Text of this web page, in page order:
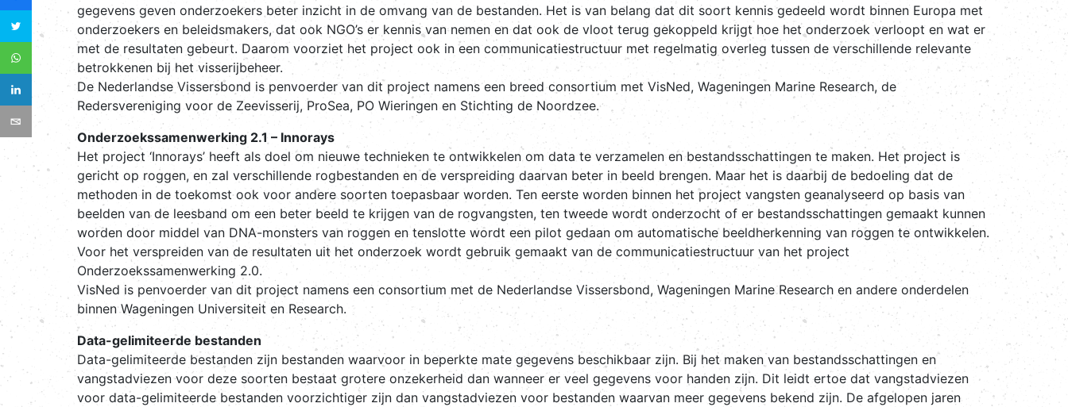
gegevens geven onderzoekers beter inzicht in de omvang van de bestanden. Het is van belang dat dit soort kennis gedeeld wordt binnen Europa met
onderzoekers en beleidsmakers, dat ook NGO’s er kennis van nemen en dat ook de vloot terug gekoppeld krijgt hoe het onderzoek verloopt en wat er
met de resultaten gebeurt. Daarom voorziet het project ook in een communicatiestructuur met regelmatig overleg tussen de verschillende relevante
betrokkenen bij het visserijbeheer.
De Nederlandse Vissersbond is penvoerder van dit project namens een breed consortium met VisNed, Wageningen Marine Research, de
Redersvereniging voor de Zeevisserij, ProSea, PO Wieringen en Stichting de Noordzee.
Onderzoekssamenwerking 2.1 – Innorays
Het project ‘Innorays’ heeft als doel om nieuwe technieken te ontwikkelen om data te verzamelen en bestandsschattingen te maken. Het project is
gericht op roggen, en zal verschillende rogbestanden en de verspreiding daarvan beter in beeld brengen. Maar het is daarbij de bedoeling dat de
methoden in de toekomst ook voor andere soorten toepasbaar worden. Ten eerste worden binnen het project vangsten geanalyseerd op basis van
beelden van de leesband om een beter beeld te krijgen van de rogvangsten, ten tweede wordt onderzocht of er bestandsschattingen gemaakt kunnen
worden door middel van DNA-monsters van roggen en tenslotte wordt een pilot gedaan om automatische beeldherkenning van roggen te ontwikkelen.
Voor het verspreiden van de resultaten uit het onderzoek wordt gebruik gemaakt van de communicatiestructuur van het project
Onderzoekssamenwerking 2.0.
VisNed is penvoerder van dit project namens een consortium met de Nederlandse Vissersbond, Wageningen Marine Research en andere onderdelen
binnen Wageningen Universiteit en Research.
Data-gelimiteerde bestanden
Data-gelimiteerde bestanden zijn bestanden waarvoor in beperkte mate gegevens beschikbaar zijn. Bij het maken van bestandsschattingen en
vangstadviezen voor deze soorten bestaat grotere onzekerheid dan wanneer er veel gegevens voor handen zijn. Dit leidt ertoe dat vangstadviezen
voor data-gelimiteerde bestanden voorzichtiger zijn dan vangstadviezen voor bestanden waarvan meer gegevens bekend zijn. De afgelopen jaren